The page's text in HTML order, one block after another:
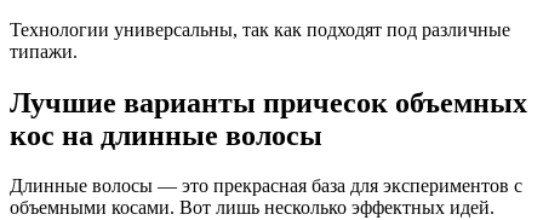
Технологии универсальны, так как подходят под различные
типажи.
Лучшие варианты причесок объемных
кос на длинные волосы
Длинные волосы — это прекрасная база для экспериментов с
объемными косами. Вот лишь несколько эффектных идей.